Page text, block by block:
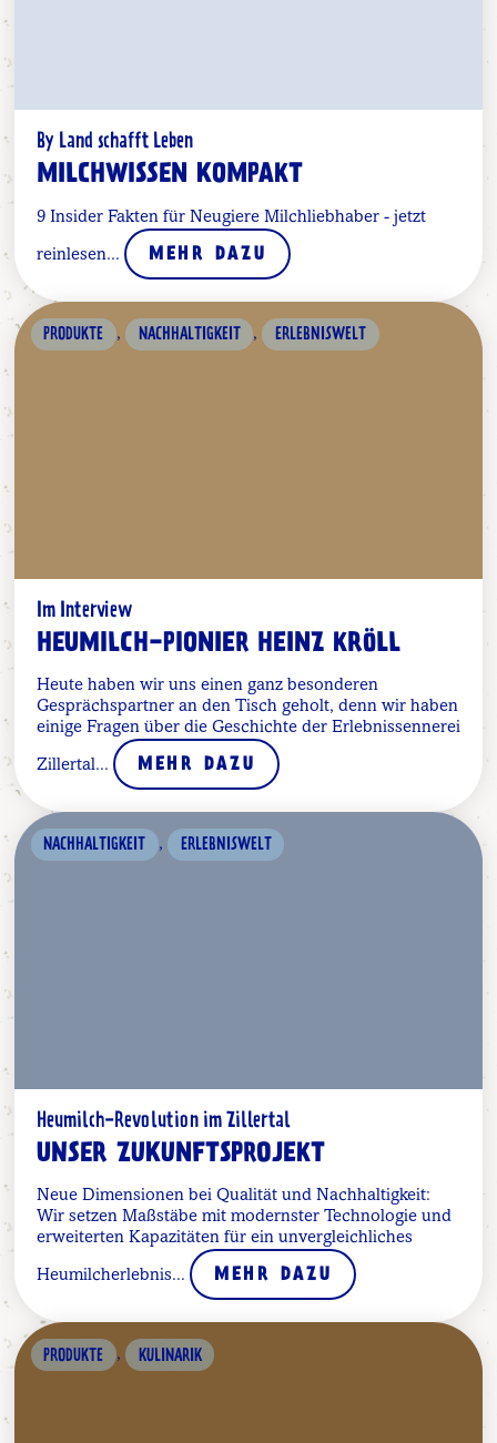
By Land schafft Leben
MILCHWISSEN KOMPAKT
9 Insider Fakten für Neugiere Milchliebhaber - jetzt
reinlesen... MEHR DAZU
PRODUKTE , NACHHALTIGKEIT , ERLEBNISWELT
Im Interview
HEUMILCH-PIONIER HEINZ KRÖLL
Heute haben wir uns einen ganz besonderen
Gesprächspartner an den Tisch geholt, denn wir haben
einige Fragen über die Geschichte der Erlebnissennerei
Zillertal... MEHR DAZU
NACHHALTIGKEIT , ERLEBNISWELT
Heumilch-Revolution im Zillertal
UNSER ZUKUNFTSPROJEKT
Neue Dimensionen bei Qualität und Nachhaltigkeit:
Wir setzen Maßstäbe mit modernster Technologie und
erweiterten Kapazitäten für ein unvergleichliches
Heumilcherlebnis... MEHR DAZU
PRODUKTE , KULINARIK